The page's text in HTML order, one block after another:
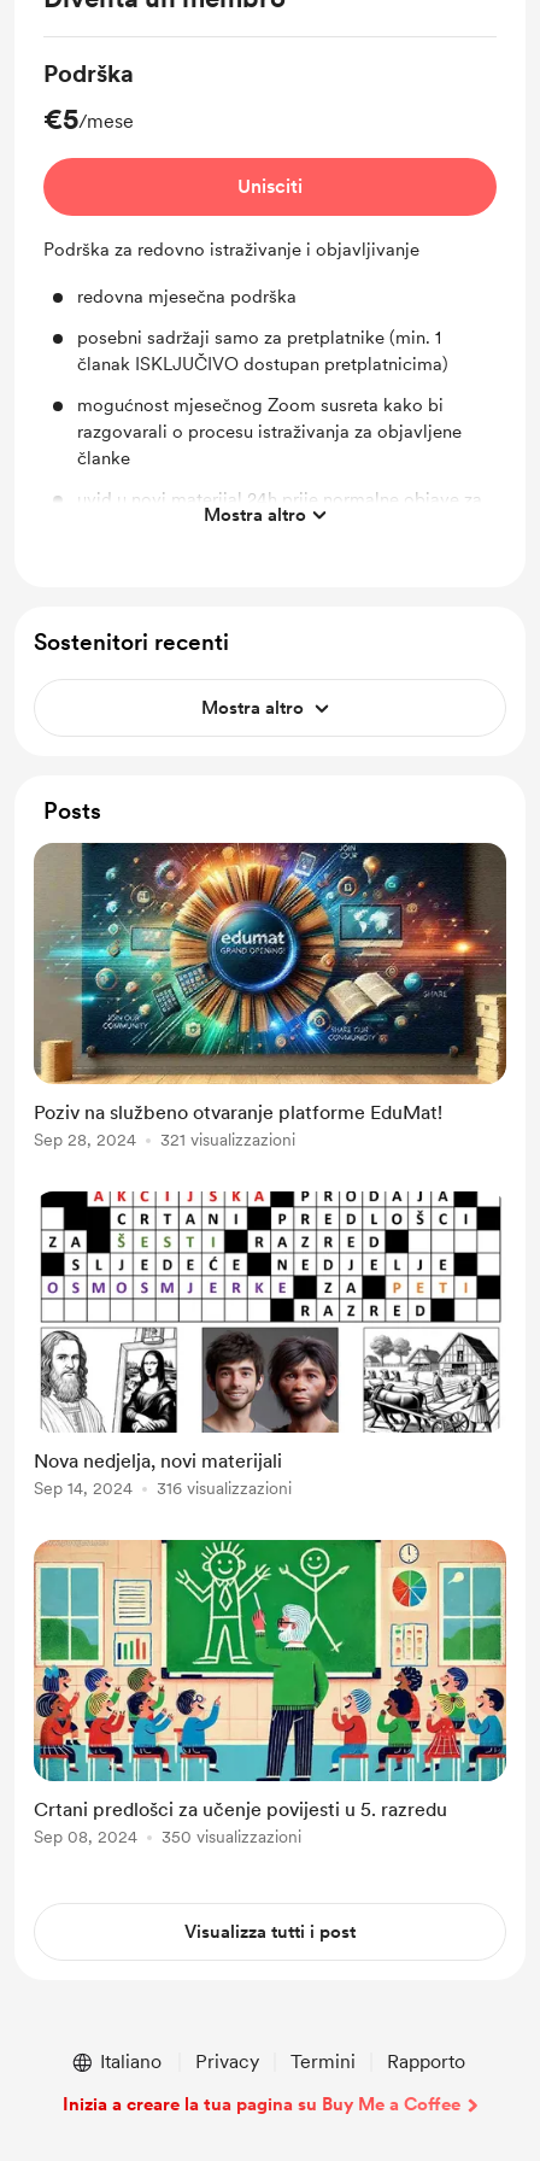
Podrška
€5/mese
Unisciti
Podrška za redovno istraživanje i objavljivanje
redovna mjesečna podrška
posebni sadržaji samo za pretplatnike (min. 1
članak ISKLJUČIVO dostupan pretplatnicima)
mogućnost mjesečnog Zoom susreta kako bi
razgovarali o procesu istraživanja za objavljene
članke
uvid u novi materijal 24h prije normalne objave za
Mostra altro
Sostenitori recenti
Mostra altro
Posts
Poziv na službeno otvaranje platforme EduMat!
Sep 28, 2024 321 visualizzazioni
Nova nedjelja, novi materijali
Sep 14, 2024 316 visualizzazioni
Crtani predlošci za učenje povijesti u 5. razredu
Sep 08, 2024 350 visualizzazioni
Visualizza tutti i post
Italiano Privacy Termini Rapporto
Inizia a creare la tua pagina su Buy Me a Coffee